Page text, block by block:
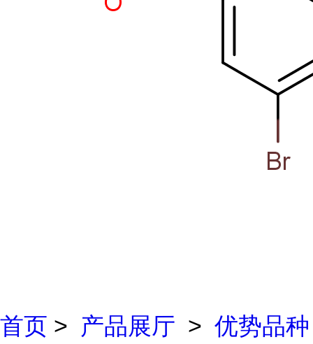
首页 > 产品展厅 > 优势品种